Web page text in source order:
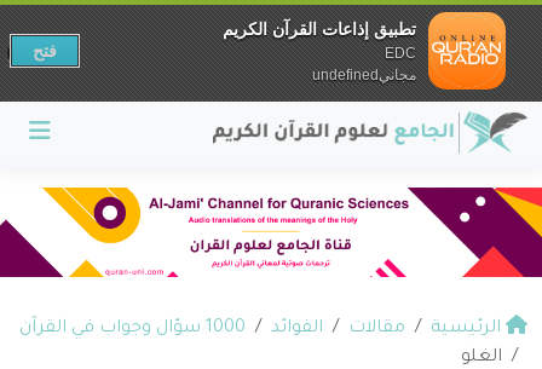
الرئيسية مقالات الفوائد
1000 سؤال وجواب في القرآن
الغلو
تطبيق إذاعات القرآن الكريم
EDC
مجانيundefined
فتح